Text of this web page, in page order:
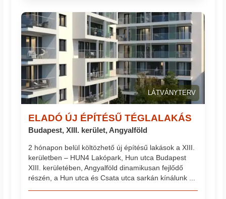
LÁTVÁNYTERV
ELADÓ ÚJ ÉPÍTÉSŰ TÉGLALAKÁS
Budapest, XIII. kerület, Angyalföld
2 hónapon belül költözhető új építésű lakások a XIII.
kerületben – HUN4 Lakópark, Hun utca Budapest
XIII. kerületében, Angyalföld dinamikusan fejlődő
részén, a Hun utca és Csata utca sarkán kínálunk ...